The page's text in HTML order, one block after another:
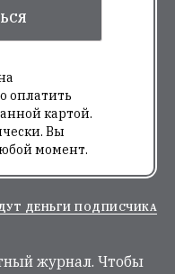
оплатить
картой.
Вы
момент.
ДЕНЬГИ ПОДПИСЧИКА
журнал. Чтобы